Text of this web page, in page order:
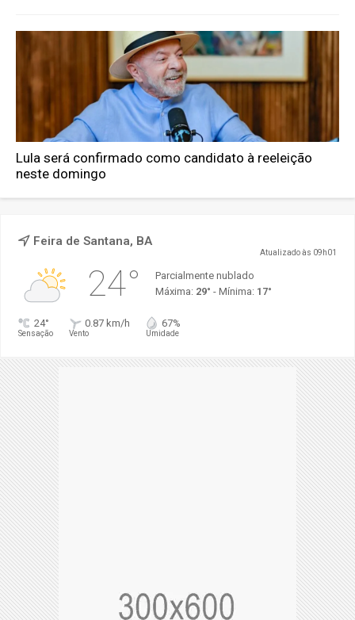
Lula será confirmado como candidato à reeleição
neste domingo
Feira de Santana, BA
Atualizado às 09h01
24°
Parcialmente nublado
Máxima: 29° - Mínima: 17°
24°
Sensação
0.87 km/h
Vento
67%
Umidade